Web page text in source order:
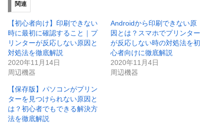
関連
【初心者向け】印刷できない
時に最初に確認すること｜プ
リンターが反応しない原因と
対処法を徹底解説
2020年11月14日
周辺機器
Androidから印刷できない原
因とは？スマホでプリンター
が反応しない時の対処法を初
心者向けに徹底解説
2020年11月4日
周辺機器
【保存版】パソコンがプリン
ターを見つけられない原因と
は？初心者でもできる解決方
法を徹底解説